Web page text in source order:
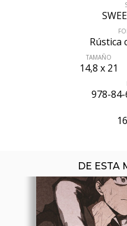
Rústica
TAMAÑO
14,8 x 21
978-
DE ESTA
ÚLTIMO